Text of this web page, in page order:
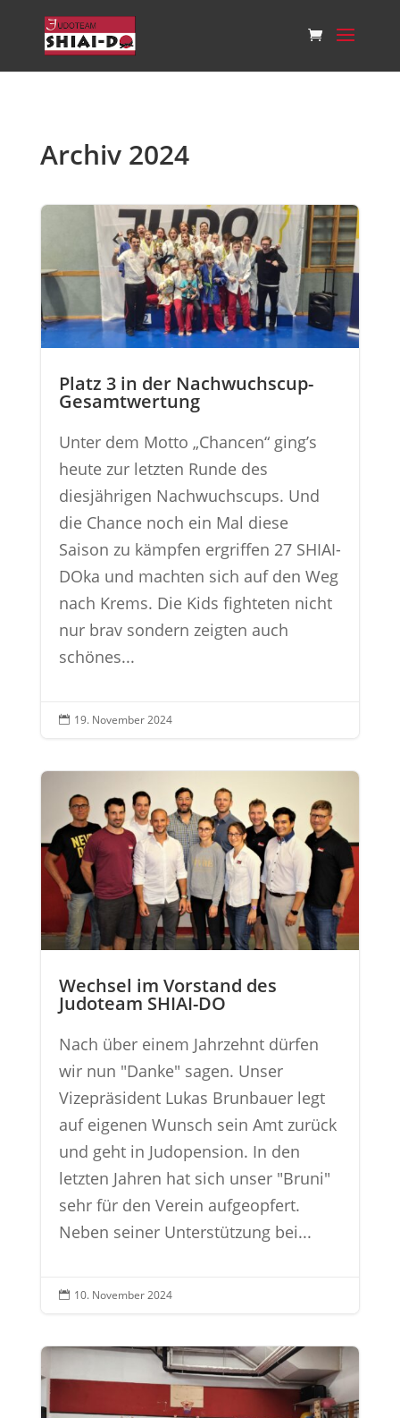
Archiv 2024
Platz 3 in der Nachwuchscup-
Gesamtwertung
Unter dem Motto „Chancen“ ging’s
heute zur letzten Runde des
diesjährigen Nachwuchscups. Und
die Chance noch ein Mal diese
Saison zu kämpfen ergriffen 27 SHIAI-
DOka und machten sich auf den Weg
nach Krems. Die Kids fighteten nicht
nur brav sondern zeigten auch
schönes...
 19. November 2024
Wechsel im Vorstand des
Judoteam SHIAI-DO
Nach über einem Jahrzehnt dürfen
wir nun "Danke" sagen. Unser
Vizepräsident Lukas Brunbauer legt
auf eigenen Wunsch sein Amt zurück
und geht in Judopension. In den
letzten Jahren hat sich unser "Bruni"
sehr für den Verein aufgeopfert.
Neben seiner Unterstützung bei...
 10. November 2024